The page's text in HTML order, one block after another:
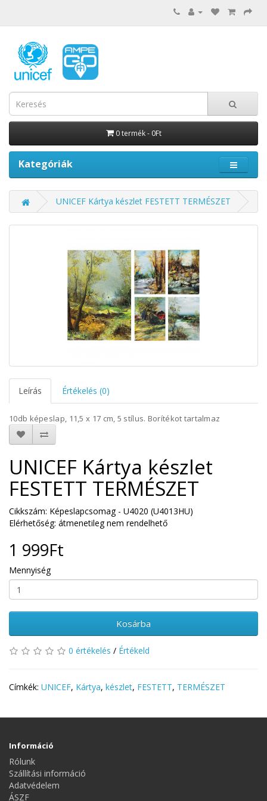
0 termék - 0Ft
Kategóriák
UNICEF Kártya készlet FESTETT TERMÉSZET
Leírás Értékelés (0)
10db képeslap, 11,5 x 17 cm, 5 stílus. Borítékot tartalmaz
UNICEF Kártya készlet
FESTETT TERMÉSZET
Cikkszám: Képeslapcsomag - U4020 (U4013HU)
Elérhetőség: átmenetileg nem rendelhető
1 999Ft
Mennyiség
Kosárba
0 értékelés / Értékeld
Címkék: UNICEF, Kártya, készlet, FESTETT, TERMÉSZET
Információ
Rólunk
Szállítási információ
Adatvédelem
ÁSZF